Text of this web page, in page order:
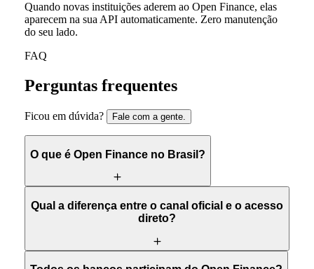
Quando novas instituições aderem ao Open Finance, elas
aparecem na sua API automaticamente. Zero manutenção
do seu lado.
FAQ
Perguntas frequentes
Ficou em dúvida? Fale com a gente.
O que é Open Finance no Brasil?
Qual a diferença entre o canal oficial e o acesso
direto?